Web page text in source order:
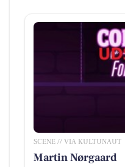
SCENE // VIA KULTUNAUT
Martin Nørgaard